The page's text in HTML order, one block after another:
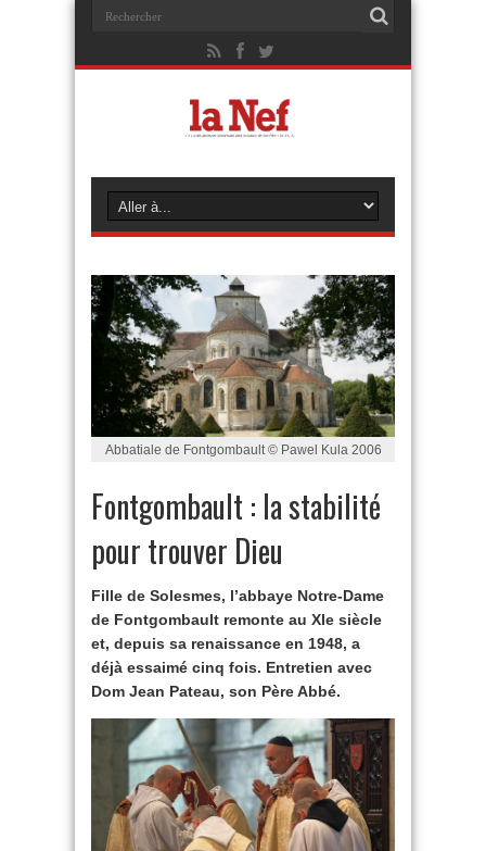
Abbatiale de Fontgombault © Pawel Kula 2006
Fontgombault : la stabilité
pour trouver Dieu
Fille de Solesmes, l’abbaye Notre-Dame
de Fontgombault remonte au XIe siècle
et, depuis sa renaissance en 1948, a
déjà essaimé cinq fois. Entretien avec
Dom Jean Pateau, son Père Abbé.